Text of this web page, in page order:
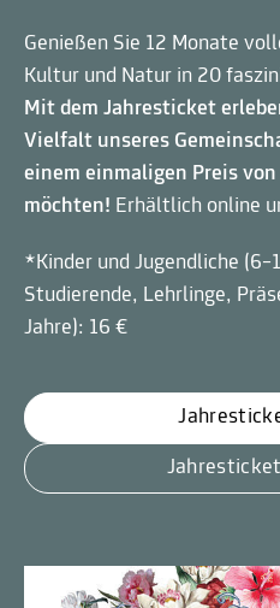
Genießen Sie 12 Monate
Kultur und Natur in 20
Mit dem Jahresticket
Vielfalt unseres
einem einmaligen Preis
möchten! Erhältlich online
*Kinder und Jugendliche
Studierende, Lehrlinge,
Jahre): 16 €